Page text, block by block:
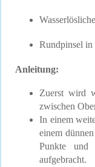
Rundpinsel in
Anleitung:
Zuerst wird
zwischen
In einem
einem
Punkte und
aufgebracht.